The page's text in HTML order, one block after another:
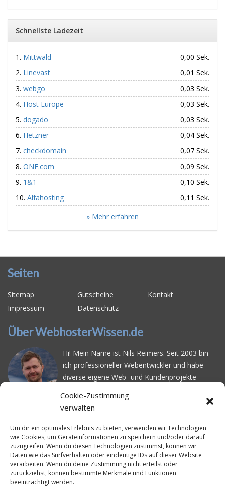
Cookie-Zustimmung
verwalten
Um dir ein optimales Erlebnis zu bieten, verwenden wir Technologien
wie Cookies, um Geräteinformationen zu speichern und/oder darauf
zuzugreifen. Wenn du diesen Technologien zustimmst, können wir
Daten wie das Surfverhalten oder eindeutige IDs auf dieser Website
verarbeiten. Wenn du deine Zustimmung nicht erteilst oder
zurückziehst, können bestimmte Merkmale und Funktionen
beeinträchtigt werden.
Schnellste Ladezeit
Mittwald
0,00 Sek.
Linevast
0,01 Sek.
webgo
0,03 Sek.
Host Europe
0,03 Sek.
dogado
0,03 Sek.
Hetzner
0,04 Sek.
checkdomain
0,07 Sek.
ONE.com
0,09 Sek.
1&1
0,10 Sek.
Alfahosting
0,11 Sek.
» Mehr erfahren
Seiten
Sitemap Gutscheine
Kontakt
Impressum
Datenschutz
Über WebhosterWissen.de
Hi! Mein Name ist Nils Reimers. Seit 2003 bin
ich professioneller Webentwickler und habe
diverse eigene Web- und Kundenprojekte
schwierig ist gutes Webhosting zu finden: Bei
vielen Anbietern ärgert man sich über
Serverausfälleoder überlangsame
Ladezeiten. Deswegen habe ich im Mai 2016
angefangen, die bekanntesten Webhoster
systematisch zu testen und deren
Erreichbarkeit und Ladezeit für eine typische
Website basierend auf dem beliebten CMS-